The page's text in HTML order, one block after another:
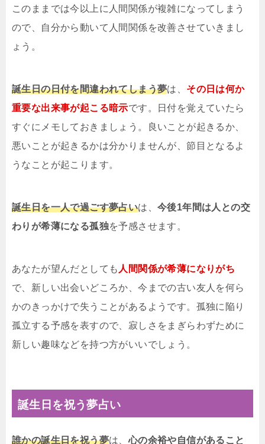
このままでは今以上に人間関係が複雑になってしまう
ので、自分から動いて人間関係を改善させていきまし
ょう。
誕生日の日付を間違われてしまう夢は、 その日は何か
重要な出来事が起こる暗示です。日付を覚えていたら
すぐにメモしておきましょう。良いことが起きるか、
悪いことが起きるかは分かりませんが、節目となるよ
うなことが起こります。
誕生日を一人で過ごす夢占いは、今後1年間は人との交
わりが希薄になる孤独を予感させます。
あなたが望んだとしても 人間関係が希薄になりがち
で、新しい出会いどころか、今までの古い友人を何ら
かのきっかけで失うことがあるようです。孤独に陥り
孤立する予感を表すので、寂しさをまぎらわずために
新しい趣味などを持つ方がいいでしょう。
誕生日を祝う夢占い
誰かの誕生日を祝う夢は、心の余裕や自信があること